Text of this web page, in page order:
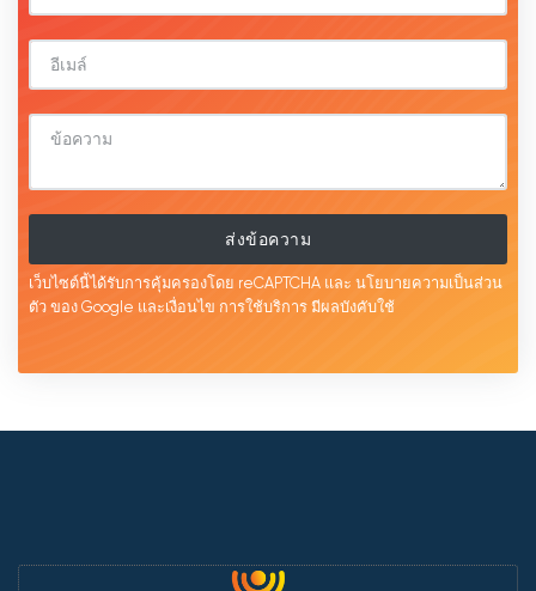
ส่งข้อความ
เว็บไซต์นี้ได้รับการคุ้มครองโดย reCAPTCHA และ นโยบายความเป็นส่วน
ตัว ของ Google และเงื่อนไข การใช้บริการ มีผลบังคับใช้